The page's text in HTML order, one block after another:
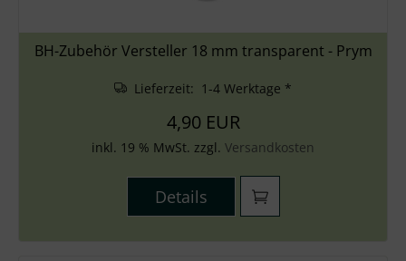
BH-Zubehör Versteller 18 mm transparent - Prym
Lieferzeit: 1-4 Werktage *
4,90 EUR
inkl. 19 % MwSt. zzgl. Versandkosten
Details